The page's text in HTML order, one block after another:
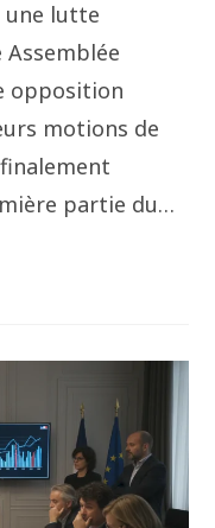
une lutte
opposition
motions de
partie du…